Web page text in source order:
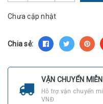
Chưa cập nhật
Chia sẻ:
VẬN CHUYỂN MIỄN
Hỗ trợ vận chuyển
VNĐ